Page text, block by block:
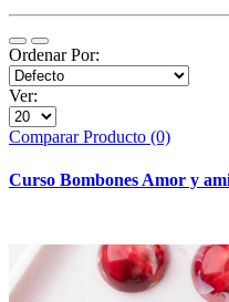
Ordenar Por:
Ver:
Comparar Producto (0)
Curso Bombones Amor y